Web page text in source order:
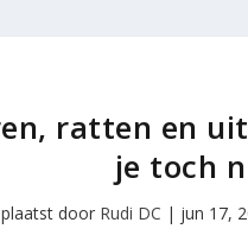
ratten en
je toch
door Rudi DC | jun 17,